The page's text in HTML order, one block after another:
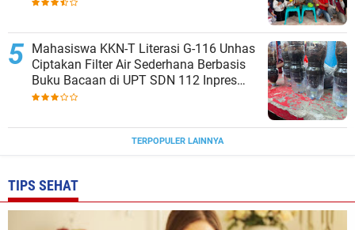
Mahasiswa KKN-T Literasi G-116 Unhas
Ciptakan Filter Air Sederhana Berbasis
Buku Bacaan di UPT SDN 112 Inpres
Bontomanai
TERPOPULER LAINNYA
TIPS SEHAT